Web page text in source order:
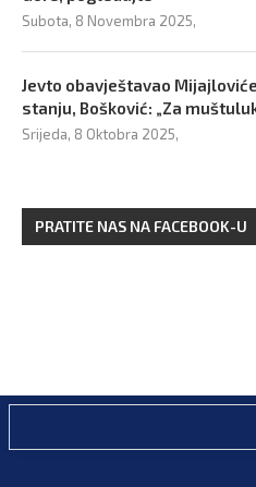
Subota, 8 Novembra 2025,
Jevto obavještavao
stanju, Bošković: „Za
Srijeda, 8 Oktobra 2025,
PRATITE NAS NA FACEBOOK-U